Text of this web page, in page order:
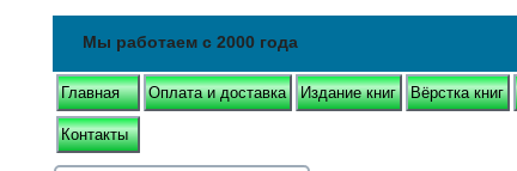
Мы работаем с 2000 года
Главная Оплата и доставка Издание книг Вёрстка книг
Контакты